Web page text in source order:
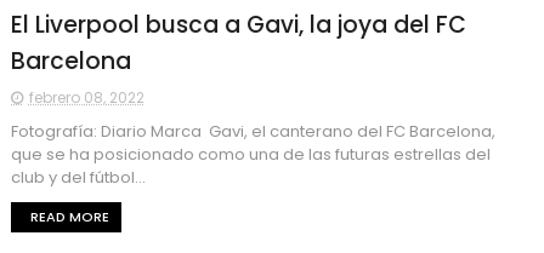
El Liverpool busca a Gavi, la joya del FC
Barcelona
febrero 08, 2022
Fotografía: Diario Marca Gavi, el canterano del FC Barcelona,
que se ha posicionado como una de las futuras estrellas del
club y del fútbol...
READ MORE